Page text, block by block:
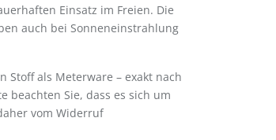
Einsatz im Freien. Die
auch bei Sonneneinstrahlung
Stoff als Meterware – exakt nach
beachten Sie, dass es sich um
vom Widerruf